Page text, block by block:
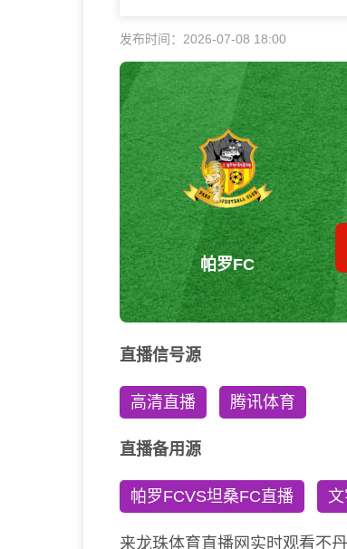
发布时间：2026-07-08 18:00
帕罗FC
直播信号源
高清直播 腾讯体育
直播备用源
帕罗FCVS坦桑FC直播
来龙珠体育直播网实时观看不